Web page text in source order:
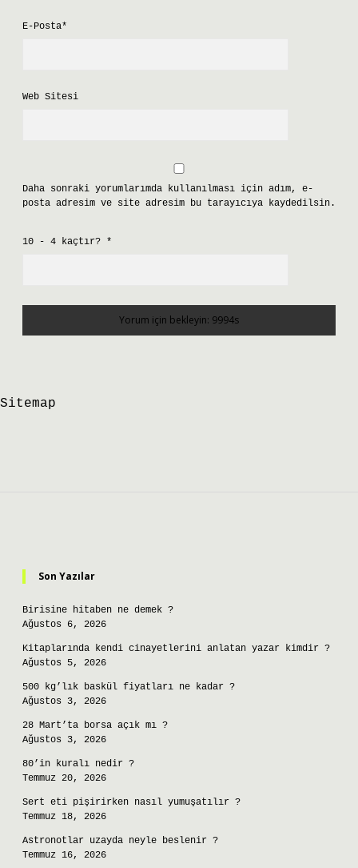
E-Posta*
Web Sitesi
Daha sonraki yorumlarımda kullanılması için adım, e-
posta adresim ve site adresim bu tarayıcıya kaydedilsin.
10 - 4 kaçtır? *
Sitemap
Son Yazılar
Birisine hitaben ne demek ?
Ağustos 6, 2026
Kitaplarında kendi cinayetlerini anlatan yazar kimdir ?
Ağustos 5, 2026
500 kg’lık baskül fiyatları ne kadar ?
Ağustos 3, 2026
28 Mart’ta borsa açık mı ?
Ağustos 3, 2026
80’in kuralı nedir ?
Temmuz 20, 2026
Sert eti pişirirken nasıl yumuşatılır ?
Temmuz 18, 2026
Astronotlar uzayda neyle beslenir ?
Temmuz 16, 2026